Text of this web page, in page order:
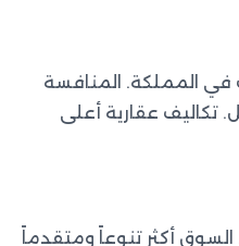
في المملكة. المنافسة
تكاليف عقارية أعلى
أكثر تنوعاً ومتقدماً